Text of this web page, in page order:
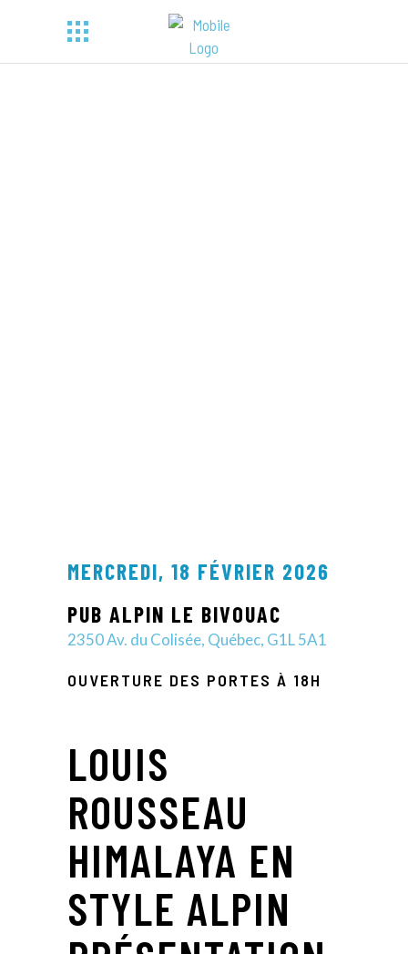
MERCREDI, 18 FÉVRIER 2026
PUB ALPIN LE BIVOUAC
2350 Av. du Colisée, Québec, G1L 5A1
OUVERTURE DES PORTES À 18H
LOUIS
ROUSSEAU
HIMALAYA EN
STYLE ALPIN